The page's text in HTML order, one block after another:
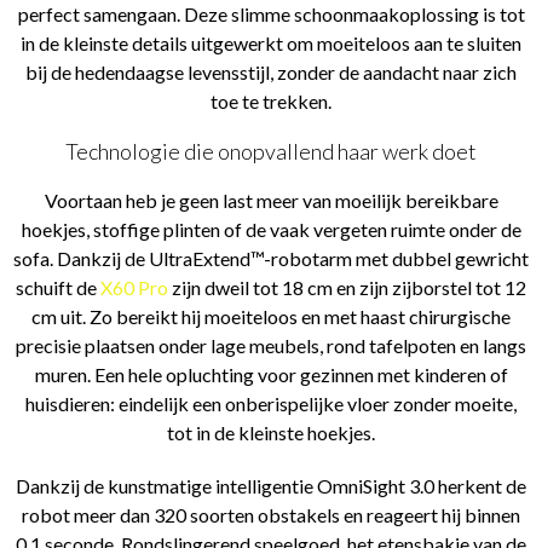
perfect samengaan. Deze slimme schoonmaakoplossing is tot
in de kleinste details uitgewerkt om moeiteloos aan te sluiten
bij de hedendaagse levensstijl, zonder de aandacht naar zich
toe te trekken.
Technologie die onopvallend haar werk doet
Voortaan heb je geen last meer van moeilijk bereikbare
hoekjes, stoffige plinten of de vaak vergeten ruimte onder de
sofa. Dankzij de UltraExtend™-robotarm met dubbel gewricht
schuift deX60 Pro zijn dweil tot 18 cm en zijn zijborstel tot 12
cm uit. Zo bereikt hij moeiteloos en met haast chirurgische
precisie plaatsen onder lage meubels, rond tafelpoten en langs
muren. Een hele opluchting voor gezinnen met kinderen of
huisdieren: eindelijk een onberispelijke vloer zonder moeite,
tot in de kleinste hoekjes.
Dankzij de kunstmatige intelligentie OmniSight 3.0 herkent de
robot meer dan 320 soorten obstakels en reageert hij binnen